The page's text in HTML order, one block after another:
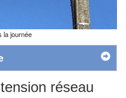
la journée
réseau